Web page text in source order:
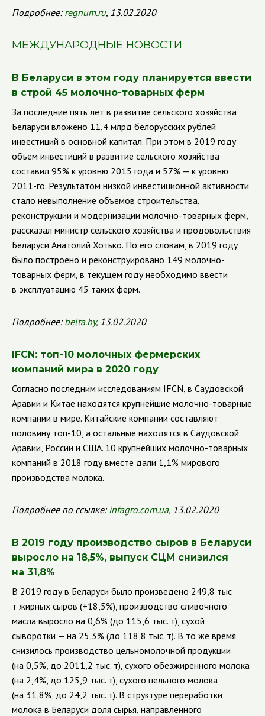
Подробнее: regnum.ru, 13.02.2020
МЕЖДУНАРОДНЫЕ НОВОСТИ
В Беларуси в этом году планируется ввести
в строй 45 молочно-товарных ферм
За последние пять лет в развитие сельского хозяйства
Беларуси вложено 11,4 млрд белорусских рублей
инвестиций в основной капитал. При этом в 2019 году
объем инвестиций в развитие сельского хозяйства
составил 95% к уровню 2015 года и 57% — к уровню
2011-го. Результатом низкой инвестиционной активности
стало невыполнение объемов строительства,
реконструкции и модернизации молочно-товарных ферм,
рассказал министр сельского хозяйства и продовольствия
Беларуси Анатолий Хотько. По его словам, в 2019 году
было построено и реконструировано 149 молочно-
товарных ферм, в текущем году необходимо ввести
в эксплуатацию 45 таких ферм.
Подробнее: belta.by, 13.02.2020
IFCN: топ-10 молочных фермерских
компаний мира в 2020 году
Согласно последним исследованиям IFCN, в Саудовской
Аравии и Китае находятся крупнейшие молочно-товарные
компании в мире. Китайские компании составляют
половину топ-10, а остальные находятся в Саудовской
Аравии, России и США. 10 крупнейших молочно-товарных
компаний в 2018 году вместе дали 1,1% мирового
производства молока.
Подробнее по ссылке: infagro.com.ua, 13.02.2020
В 2019 году производство сыров в Беларуси
выросло на 18,5%, выпуск СЦМ снизился
на 31,8%
В 2019 году в Беларуси было произведено 249,8 тыс
т жирных сыров (+18,5%), производство сливочного
масла выросло на 0,6% (до 115,6 тыс. т), сухой
сыворотки — на 25,3% (до 118,8 тыс. т). В то же время
снизилось производство цельномолочной продукции
(на 0,5%, до 2011,2 тыс. т), сухого обезжиренного молока
(на 2,4%, до 125,9 тыс. т), сухого цельного молока
(на 31,8%, до 24,2 тыс. т). В структуре переработки
молока в Беларуси доля сырья, направленного